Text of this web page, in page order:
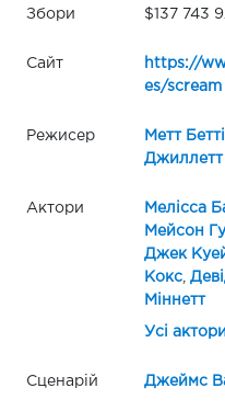
Збори $137 743
Сайт
https://
es/scream
Режисер Метт
Джиллетт
Актори Мелісса
Мейсон
Джек
Кокс,
Міннетт
Усі
Сценарій Джеймс